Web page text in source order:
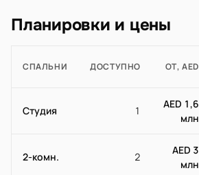
Планировки и цены
СПАЛЬНИ ДОСТУПНО ОТ, AED
Студия 1
AED 1,6
млн
2-комн. 2
AED 3
млн